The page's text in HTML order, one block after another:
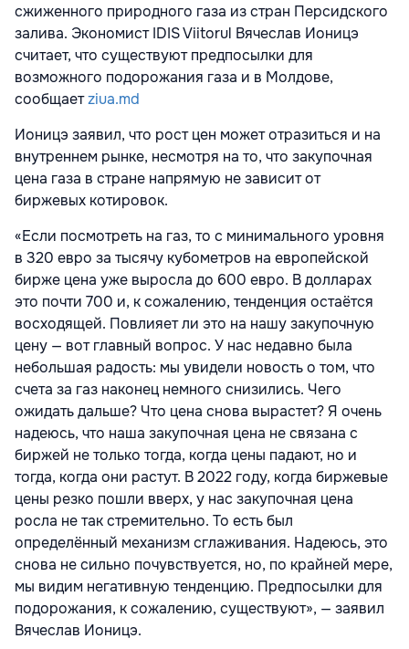
сжиженного природного газа из стран Персидского
залива. Экономист IDIS Viitorul Вячеслав Ионицэ
считает, что существуют предпосылки для
возможного подорожания газа и в Молдове,
сообщаетziua.md
Ионицэ заявил, что рост цен может отразиться и на
внутреннем рынке, несмотря на то, что закупочная
цена газа в стране напрямую не зависит от
биржевых котировок.
«Если посмотреть на газ, то с минимального уровня
в 320 евро за тысячу кубометров на европейской
бирже цена уже выросла до 600 евро. В долларах
это почти 700 и, к сожалению, тенденция остаётся
восходящей. Повлияет ли это на нашу закупочную
цену — вот главный вопрос. У нас недавно была
небольшая радость: мы увидели новость о том, что
счета за газ наконец немного снизились. Чего
ожидать дальше? Что цена снова вырастет? Я очень
надеюсь, что наша закупочная цена не связана с
биржей не только тогда, когда цены падают, но и
тогда, когда они растут. В 2022 году, когда биржевые
цены резко пошли вверх, у нас закупочная цена
росла не так стремительно. То есть был
определённый механизм сглаживания. Надеюсь, это
снова не сильно почувствуется, но, по крайней мере,
мы видим негативную тенденцию. Предпосылки для
подорожания, к сожалению, существуют», — заявил
Вячеслав Ионицэ.